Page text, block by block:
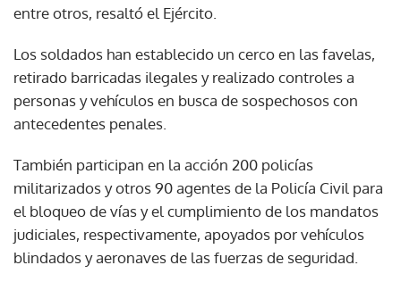
entre otros, resaltó el Ejército.
Los soldados han establecido un cerco en las favelas,
retirado barricadas ilegales y realizado controles a
personas y vehículos en busca de sospechosos con
antecedentes penales.
También participan en la acción 200 policías
militarizados y otros 90 agentes de la Policía Civil para
el bloqueo de vías y el cumplimiento de los mandatos
judiciales, respectivamente, apoyados por vehículos
blindados y aeronaves de las fuerzas de seguridad.